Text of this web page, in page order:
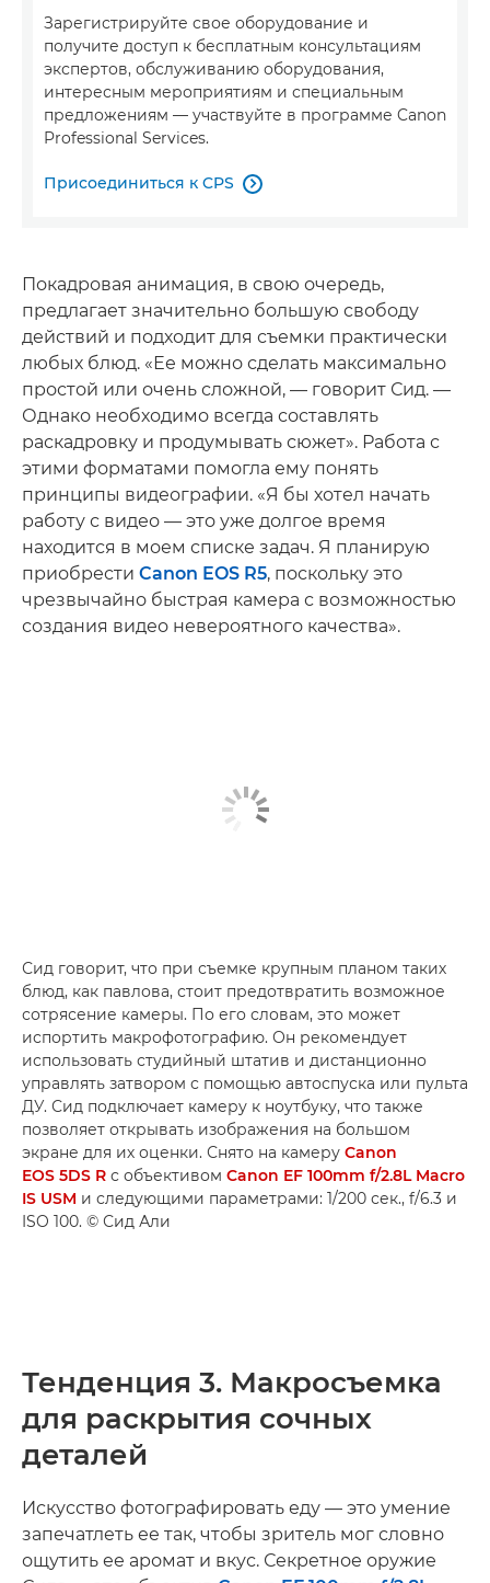
Зарегистрируйте свое оборудование и
получите доступ к бесплатным консультациям
экспертов, обслуживанию оборудования,
интересным мероприятиям и специальным
предложениям — участвуйте в программе Canon
Professional Services.
Присоединиться к CPS 
Покадровая анимация, в свою очередь,
предлагает значительно большую свободу
действий и подходит для съемки практически
любых блюд. «Ее можно сделать максимально
простой или очень сложной, — говорит Сид. —
Однако необходимо всегда составлять
раскадровку и продумывать сюжет». Работа с
этими форматами помогла ему понять
принципы видеографии. «Я бы хотел начать
работу с видео — это уже долгое время
находится в моем списке задач. Я планирую
приобрести Canon EOS R5, поскольку это
чрезвычайно быстрая камера с возможностью
создания видео невероятного качества».
Сид говорит, что при съемке крупным планом таких
блюд, как павлова, стоит предотвратить возможное
сотрясение камеры. По его словам, это может
испортить макрофотографию. Он рекомендует
использовать студийный штатив и дистанционно
управлять затвором с помощью автоспуска или пульта
ДУ. Сид подключает камеру к ноутбуку, что также
позволяет открывать изображения на большом
экране для их оценки. Снято на камеру Canon
EOS 5DS R с объективом Canon EF 100mm f/2.8L Macro
IS USM и следующими параметрами: 1/200 сек., f/6.3 и
ISO 100. © Сид Али
Тенденция 3. Макросъемка
для раскрытия сочных
деталей
Искусство фотографировать еду — это умение
запечатлеть ее так, чтобы зритель мог словно
ощутить ее аромат и вкус. Секретное оружие